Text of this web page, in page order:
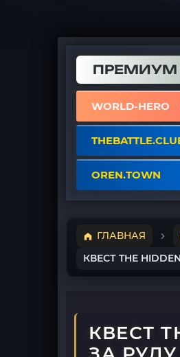
ПРЕМИУМ
WORLD-HERO
OREN.TOWN
ГЛАВНАЯ
КВЕСТ THE
КВЕСТ